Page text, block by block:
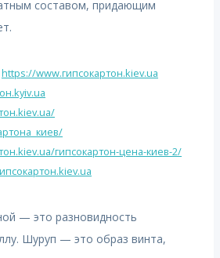
составом, придающим
https://www.гипсокартон.kiev.ua
гипсокартон-цена-киев-2/
— это разновидность
Шуруп — это образ винта,